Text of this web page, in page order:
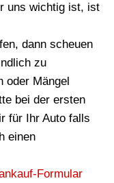
uns wichtig ist, ist
dann scheuen
zu
oder Mängel
bei der ersten
für Ihr Auto falls
einen
Formular